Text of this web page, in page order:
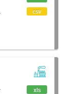
csv
xls